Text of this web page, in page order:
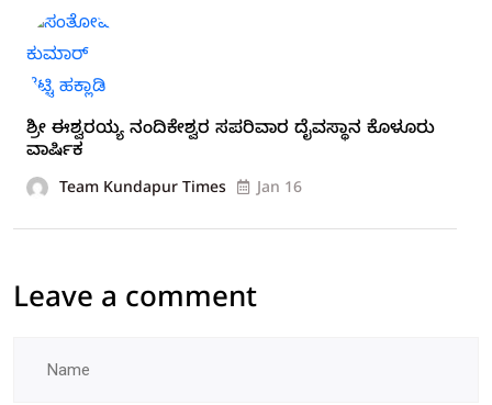
ಶ್ರೀ ಈಶ್ವರಯ್ಯ ನಂದಿಕೇಶ್ವರ ಸಪರಿವಾರ ದೈವಸ್ಥಾನ ಕೊಳೂರು
ವಾರ್ಷಿಕ
Team Kundapur Times Jan 16
Leave a comment